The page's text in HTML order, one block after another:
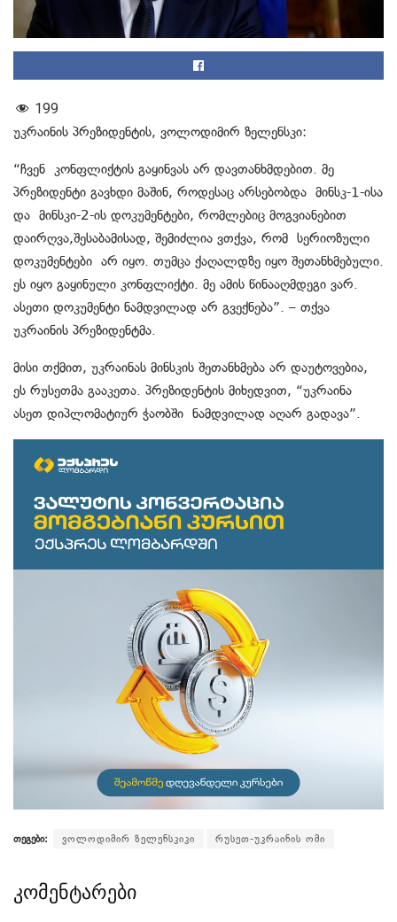
199
უკრაინის პრეზიდენტის, ვოლოდიმირ ზელენსკი:
“ჩვენ კონფლიქტის გაყინვას არ დავთანხმდებით. მე
პრეზიდენტი გავხდი მაშინ, როდესაც არსებობდა მინსკ-1-ისა
და მინსკი-2-ის დოკუმენტები, რომლებიც მოგვიანებით
დაირღვა,შესაბამისად, შემიძლია ვთქვა, რომ სერიოზული
დოკუმენტები არ იყო. თუმცა ქაღალდზე იყო შეთანხმებული.
ეს იყო გაყინული კონფლიქტი. მე ამის წინააღმდეგი ვარ.
ასეთი დოკუმენტი ნამდვილად არ გვექნება”. – თქვა
უკრაინის პრეზიდენტმა.
მისი თქმით, უკრაინას მინსკის შეთანხმება არ დაუტოვებია,
ეს რუსეთმა გააკეთა. პრეზიდენტის მიხედვით, “უკრაინა
ასეთ დიპლომატიურ ჭაობში ნამდვილად აღარ გადავა”.
თეგები: ვოლოდიმირ ზელენსკიკი რუსეთ-უკრაინის ომი
კომენტარები